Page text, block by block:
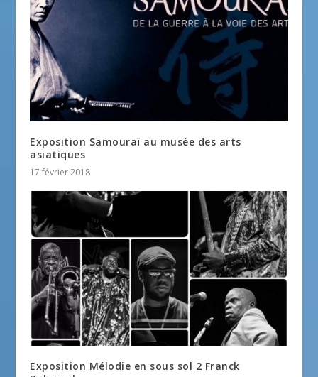
Exposition Samouraï au musée des arts
asiatiques
17 février 2018
Exposition Mélodie en sous sol 2 Franck